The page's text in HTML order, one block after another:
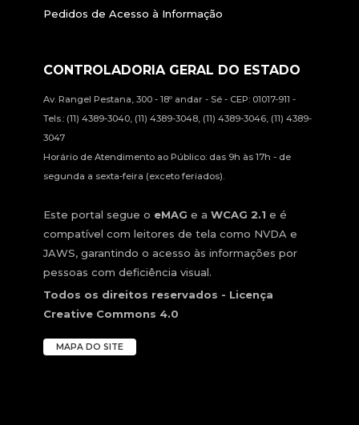
Pedidos de Acesso à Informação
CONTROLADORIA GERAL DO ESTADO
Av. Rangel Pestana, 300 - 18º andar - Sé - CEP: 01017-911 -
Tels.: (11) 4389-3040, (11) 4389-3048, (11) 4389-3046, (11) 4389-
3047
Horário de Atendimento ao Público: das 9h às 17h - de
segunda a sexta-feira (exceto feriados).
Este portal segue o eMAG e a WCAG 2.1 e é
compatível com leitores de tela como NVDA e
JAWS, garantindo o acesso às informações por
pessoas com deficiência visual.
Todos os direitos reservados - Licença
Creative Commons 4.0
MAPA DO SITE